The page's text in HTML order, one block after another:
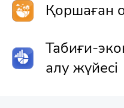
Қоршаған
Табиғи-
алу жүйесі